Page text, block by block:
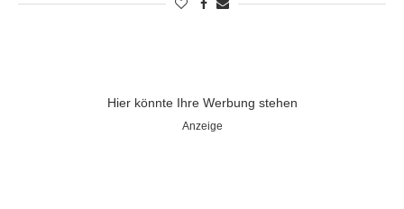
Hier könnte Ihre Werbung stehen
Anzeige